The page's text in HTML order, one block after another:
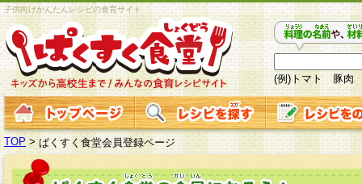
子供向けかんたんレシピの食育サイト
(例)トマト 豚肉
TOP > ぱくすく食堂会員登録ページ